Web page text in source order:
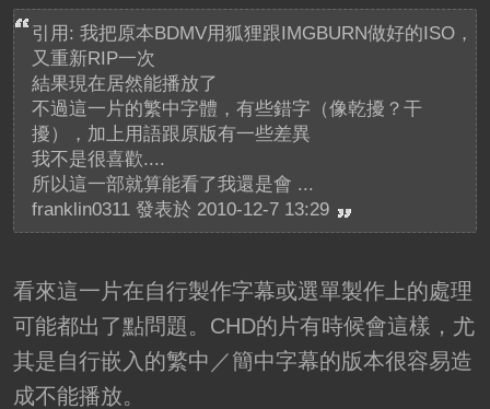
引用: 我把原本BDMV用狐狸跟IMGBURN做好的ISO，
又重新RIP一次
結果現在居然能播放了
不過這一片的繁中字體，有些錯字（像乾擾？干
擾），加上用語跟原版有一些差異
我不是很喜歡....
所以這一部就算能看了我還是會 ...
franklin0311 發表於 2010-12-7 13:29
看來這一片在自行製作字幕或選單製作上的處理
可能都出了點問題。CHD的片有時候會這樣，尤
其是自行嵌入的繁中／簡中字幕的版本很容易造
成不能播放。